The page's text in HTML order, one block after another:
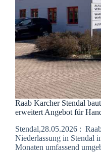
Raab Karcher Stendal
erweitert Angebot für
Stendal,28.05.2026 :
Niederlassung in Stendal
Monaten umfassend